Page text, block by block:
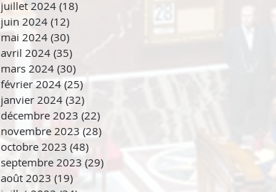
juillet 2024 (18)
juin 2024 (12)
mai 2024 (30)
avril 2024 (35)
mars 2024 (30)
février 2024 (25)25 posts
janvier 2024 (32)
décembre 2023 (22)
novembre 2023 (28)
octobre 2023 (48) 48 posts
septembre 2023 (29)
août 2023 (19)